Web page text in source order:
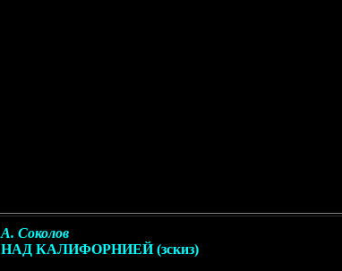
А. Соколов
НАД КАЛИФОРНИЕЙ (зскиз)